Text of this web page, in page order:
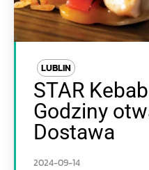
LUBLIN
STAR
Godziny
Dostawa
2024-09-14